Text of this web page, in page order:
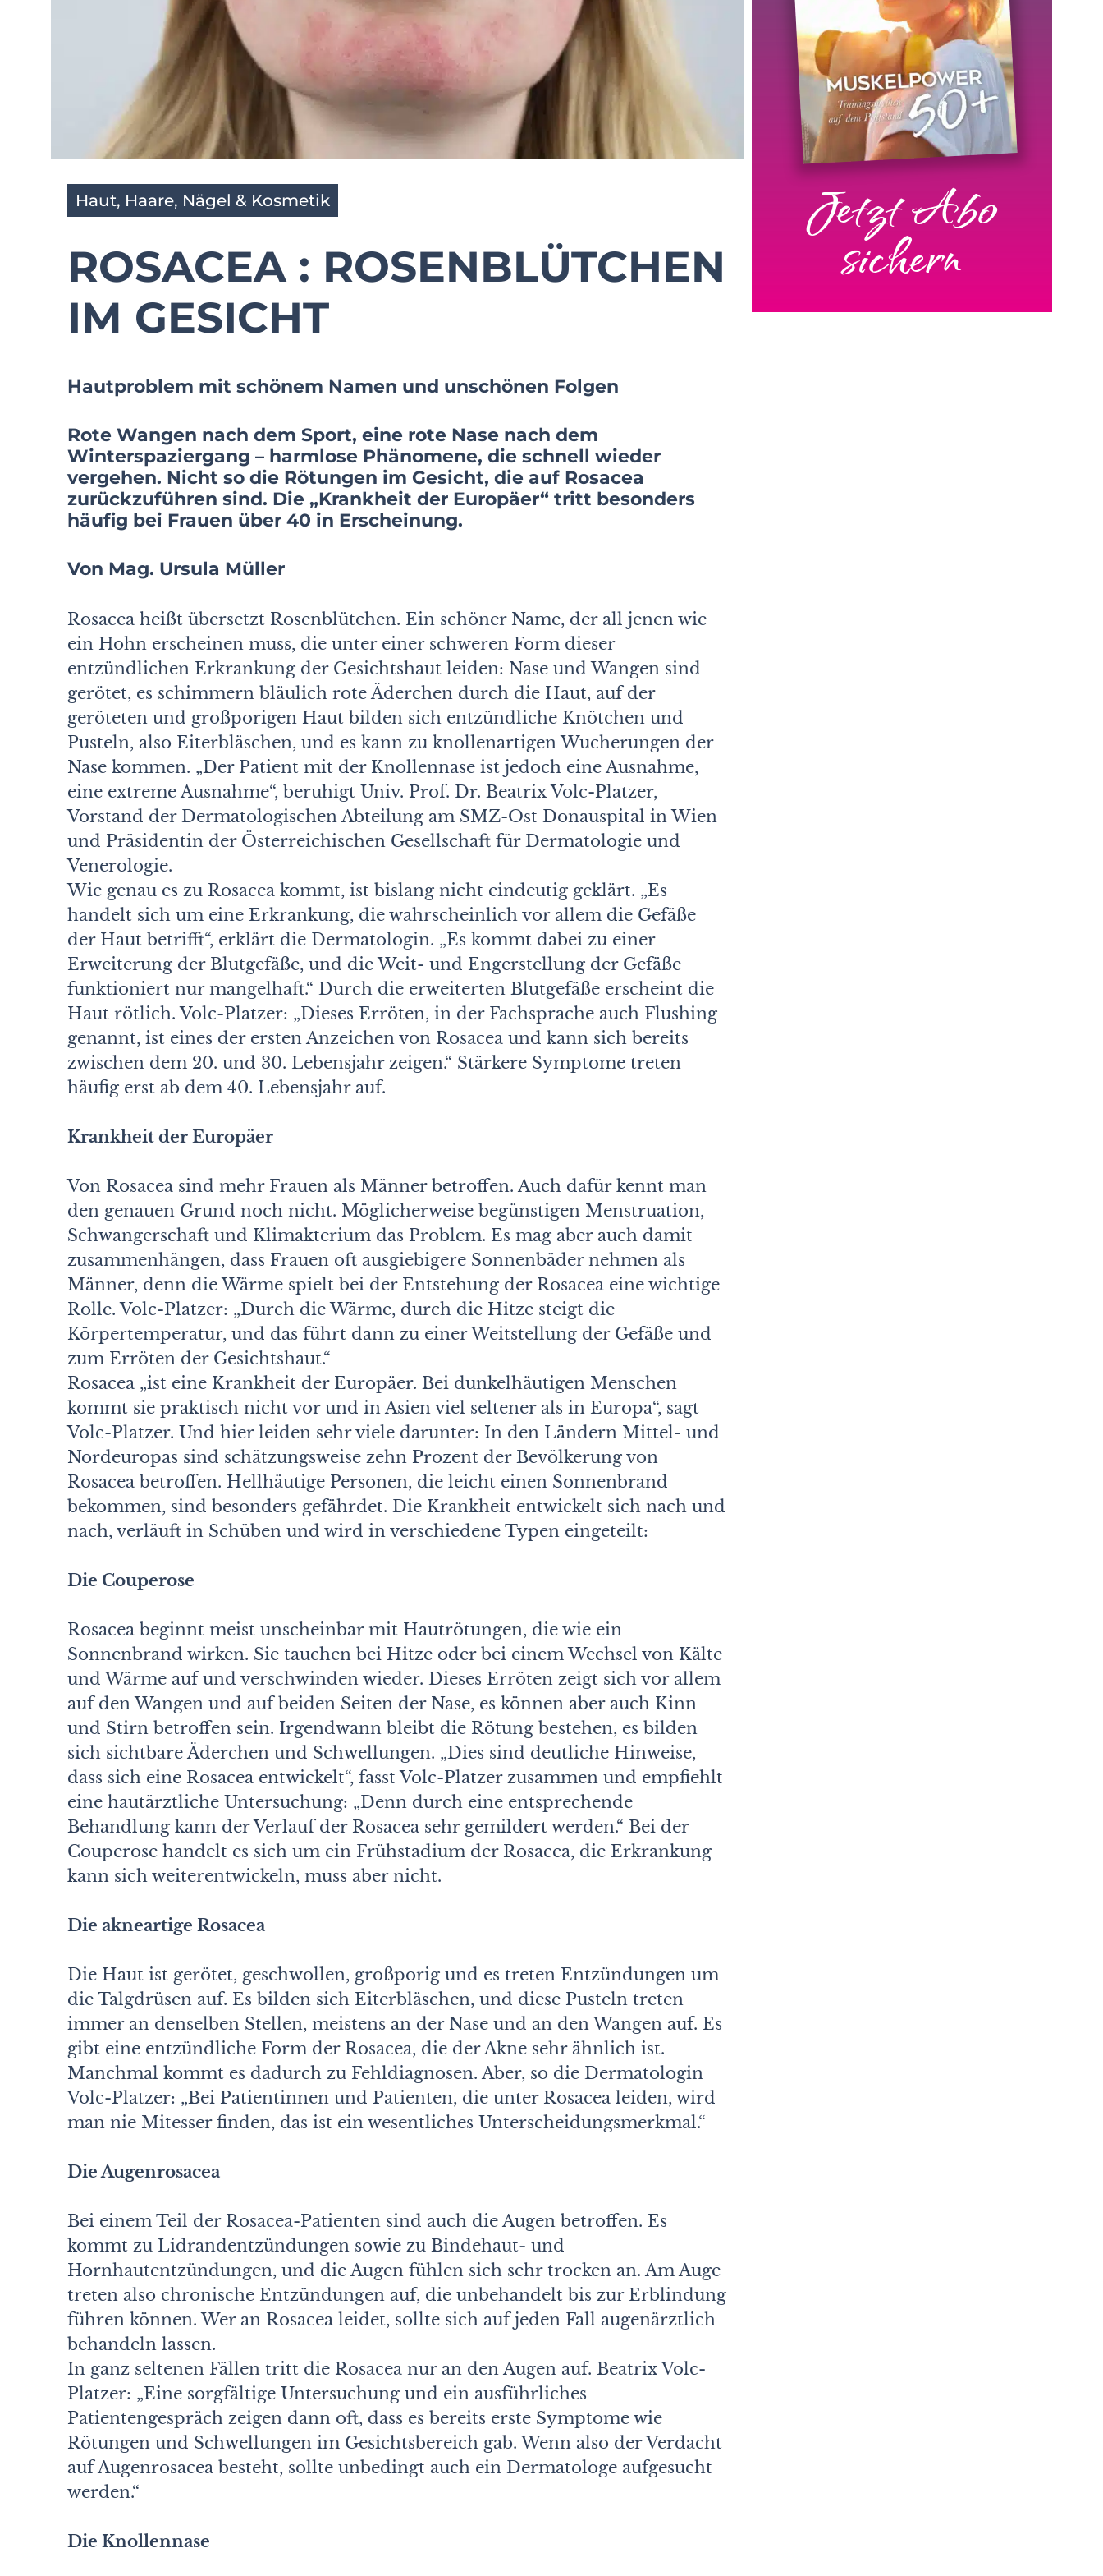
Haut, Haare, Nägel & Kosmetik
ROSACEA : ROSENBLÜTCHEN
IM GESICHT
Hautproblem mit schönem Namen und unschönen Folgen
Rote Wangen nach dem Sport, eine rote Nase nach dem
Winterspaziergang – harmlose Phänomene, die schnell wieder
vergehen. Nicht so die Rötungen im Gesicht, die auf Rosacea
zurückzuführen sind. Die „Krankheit der Europäer“ tritt besonders
häufig bei Frauen über 40 in Erscheinung.
Von Mag. Ursula Müller
Rosacea heißt übersetzt Rosenblütchen. Ein schöner Name, der all jenen wie
ein Hohn erscheinen muss, die unter einer schweren Form dieser
entzündlichen Erkrankung der Gesichtshaut leiden: Nase und Wangen sind
gerötet, es schimmern bläulich rote Äderchen durch die Haut, auf der
geröteten und großporigen Haut bilden sich entzündliche Knötchen und
Pusteln, also Eiterbläschen, und es kann zu knollenartigen Wucherungen der
Nase kommen. „Der Patient mit der Knollennase ist jedoch eine Ausnahme,
eine extreme Ausnahme“, beruhigt Univ. Prof. Dr. Beatrix Volc-Platzer,
Vorstand der Dermatologischen Abteilung am SMZ-Ost Donauspital in Wien
und Präsidentin der Österreichischen Gesellschaft für Dermatologie und
Venerologie.
Wie genau es zu Rosacea kommt, ist bislang nicht eindeutig geklärt. „Es
handelt sich um eine Erkrankung, die wahrscheinlich vor allem die Gefäße
der Haut betrifft“, erklärt die Dermatologin. „Es kommt dabei zu einer
Erweiterung der Blutgefäße, und die Weit- und Engerstellung der Gefäße
funktioniert nur mangelhaft.“ Durch die erweiterten Blutgefäße erscheint die
Haut rötlich. Volc-Platzer: „Dieses Erröten, in der Fachsprache auch Flushing
genannt, ist eines der ersten Anzeichen von Rosacea und kann sich bereits
zwischen dem 20. und 30. Lebensjahr zeigen.“ Stärkere Symptome treten
häufig erst ab dem 40. Lebensjahr auf.
Krankheit der Europäer
Von Rosacea sind mehr Frauen als Männer betroffen. Auch dafür kennt man
den genauen Grund noch nicht. Möglicherweise begünstigen Menstruation,
Schwangerschaft und Klimakterium das Problem. Es mag aber auch damit
zusammenhängen, dass Frauen oft ausgiebigere Sonnenbäder nehmen als
Männer, denn die Wärme spielt bei der Entstehung der Rosacea eine wichtige
Rolle. Volc-Platzer: „Durch die Wärme, durch die Hitze steigt die
Körpertemperatur, und das führt dann zu einer Weitstellung der Gefäße und
zum Erröten der Gesichtshaut.“
Rosacea „ist eine Krankheit der Europäer. Bei dunkelhäutigen Menschen
kommt sie praktisch nicht vor und in Asien viel seltener als in Europa“, sagt
Volc-Platzer. Und hier leiden sehr viele darunter: In den Ländern Mittel- und
Nordeuropas sind schätzungsweise zehn Prozent der Bevölkerung von
Rosacea betroffen. Hellhäutige Personen, die leicht einen Sonnenbrand
bekommen, sind besonders gefährdet. Die Krankheit entwickelt sich nach und
nach, verläuft in Schüben und wird in verschiedene Typen eingeteilt:
Die Couperose
Rosacea beginnt meist unscheinbar mit Hautrötungen, die wie ein
Sonnenbrand wirken. Sie tauchen bei Hitze oder bei einem Wechsel von Kälte
und Wärme auf und verschwinden wieder. Dieses Erröten zeigt sich vor allem
auf den Wangen und auf beiden Seiten der Nase, es können aber auch Kinn
und Stirn betroffen sein. Irgendwann bleibt die Rötung bestehen, es bilden
sich sichtbare Äderchen und Schwellungen. „Dies sind deutliche Hinweise,
dass sich eine Rosacea entwickelt“, fasst Volc-Platzer zusammen und empfiehlt
eine hautärztliche Untersuchung: „Denn durch eine entsprechende
Behandlung kann der Verlauf der Rosacea sehr gemildert werden.“ Bei der
Couperose handelt es sich um ein Frühstadium der Rosacea, die Erkrankung
kann sich weiterentwickeln, muss aber nicht.
Die akneartige Rosacea
Die Haut ist gerötet, geschwollen, großporig und es treten Entzündungen um
die Talgdrüsen auf. Es bilden sich Eiterbläschen, und diese Pusteln treten
immer an denselben Stellen, meistens an der Nase und an den Wangen auf. Es
gibt eine entzündliche Form der Rosacea, die der Akne sehr ähnlich ist.
Manchmal kommt es dadurch zu Fehldiagnosen. Aber, so die Dermatologin
Volc-Platzer: „Bei Patientinnen und Patienten, die unter Rosacea leiden, wird
man nie Mitesser finden, das ist ein wesentliches Unterscheidungsmerkmal.“
Die Augenrosacea
Bei einem Teil der Rosacea-Patienten sind auch die Augen betroffen. Es
kommt zu Lidrandentzündungen sowie zu Bindehaut- und
Hornhautentzündungen, und die Augen fühlen sich sehr trocken an. Am Auge
treten also chronische Entzündungen auf, die unbehandelt bis zur Erblindung
führen können. Wer an Rosacea leidet, sollte sich auf jeden Fall augenärztlich
behandeln lassen.
In ganz seltenen Fällen tritt die Rosacea nur an den Augen auf. Beatrix Volc-
Platzer: „Eine sorgfältige Untersuchung und ein ausführliches
Patientengespräch zeigen dann oft, dass es bereits erste Symptome wie
Rötungen und Schwellungen im Gesichtsbereich gab. Wenn also der Verdacht
auf Augenrosacea besteht, sollte unbedingt auch ein Dermatologe aufgesucht
werden.“
Die Knollennase
Jetzt Abo
sichern